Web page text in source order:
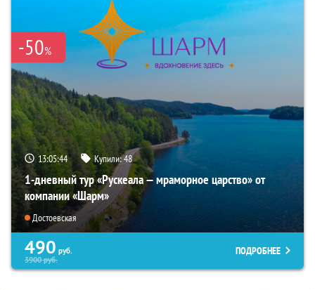
-50%
13:05:43 Купили:48
1-дневный тур «Рускеала — мраморное царство» от
компании «Шарм»
Достоевская
490 руб.
3900руб.
ПОДРОБНЕЕ